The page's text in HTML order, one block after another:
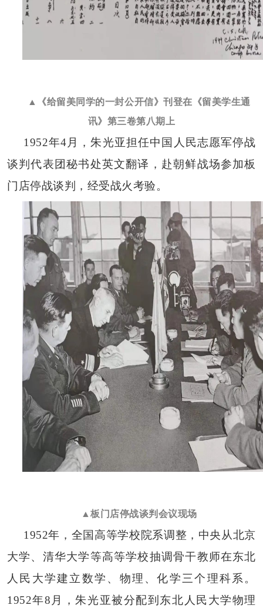
▲《给留美同学的一封公开信》刊登在《留美学生通
讯》第三卷第八期上
1952年4月，朱光亚担任中国人民志愿军停战
谈判代表团秘书处英文翻译，赴朝鲜战场参加板
门店停战谈判，经受战火考验。
▲板门店停战谈判会议现场
1952年，全国高等学校院系调整，中央从北京
大学、清华大学等高等学校抽调骨干教师在东北
人民大学建立数学、物理、化学三个理科系。
1952年8月，朱光亚被分配到东北人民大学物理